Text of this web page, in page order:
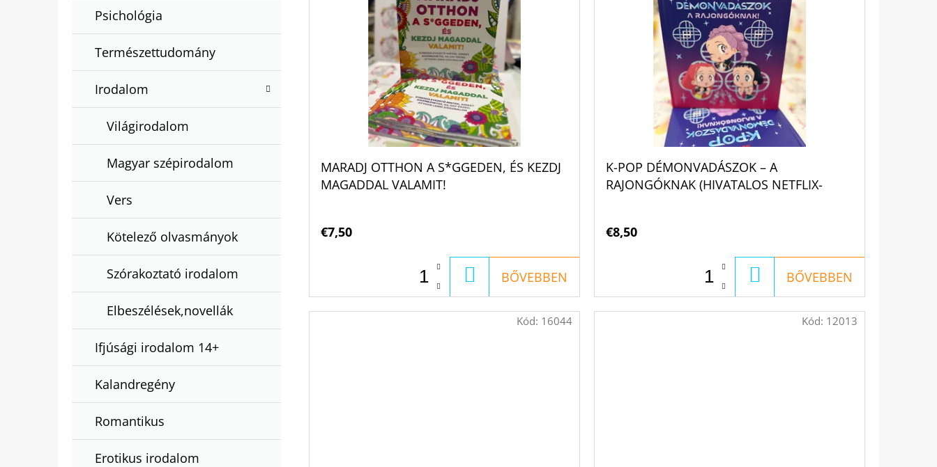
Psichológia
Természettudomány
Irodalom
Világirodalom
Magyar szépirodalom
Vers
Kötelező olvasmányok
Szórakoztató irodalom
Elbeszélések,novellák
Ifjúsági irodalom 14+
Kalandregény
Romantikus
Erotikus irodalom
MARADJ OTTHON A S*GGEDEN, ÉS KEZDJ
MAGADDAL VALAMIT!
€7,50
KOSÁRBA
BŐVEBBEN
K-POP DÉMONVADÁSZOK – A
RAJONGÓKNAK (HIVATALOS NETFLIX-
€8,50
KOSÁRBA
BŐVEBBEN
Kód: 16044 Kód: 12013